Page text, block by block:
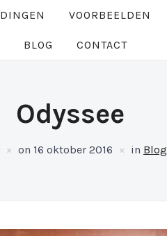
VOORBEELDEN
BLOG CONTACT
Odyssee
on 16 oktober 2016 in Blog